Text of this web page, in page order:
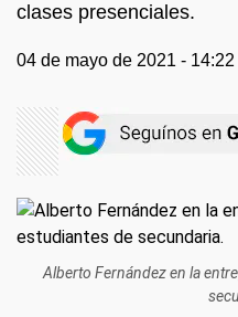
clases presenciales.
04 de mayo de 2021 - 14:22
Alberto Fernández en la